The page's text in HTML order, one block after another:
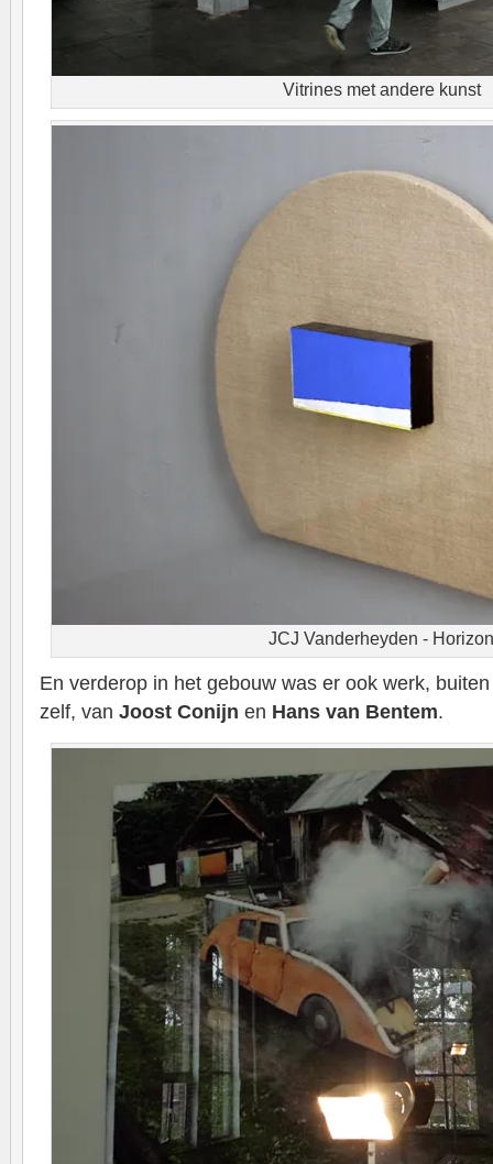
Vitrines met andere kunst
JCJ Vanderheyden -
En verderop in het gebouw was er ook werk,
zelf, van Joost Conijn en Hans van Bentem.